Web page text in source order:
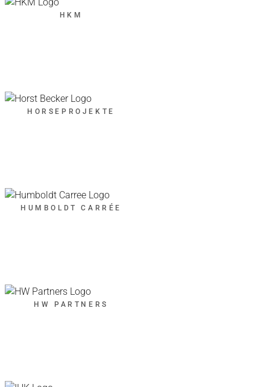
HKM
HORSEPROJEKTE
HUMBOLDT CARRÉE
HW PARTNERS